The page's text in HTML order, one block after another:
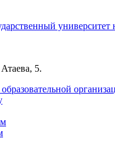
университет
5.